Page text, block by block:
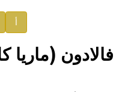
إعلان..
هيئة
أ
فالادون